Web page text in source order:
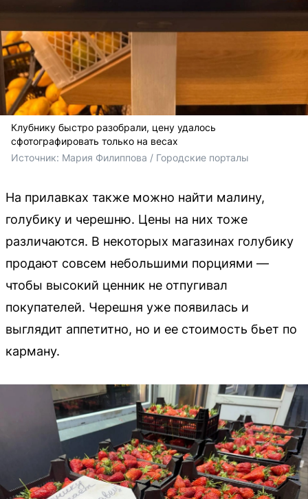
Клубнику быстро разобрали, цену удалось
сфотографировать только на весах
Источник: Мария Филиппова / Городские порталы
На прилавках также можно найти малину,
голубику и черешню. Цены на них тоже
различаются. В некоторых магазинах голубику
продают совсем небольшими порциями —
чтобы высокий ценник не отпугивал
покупателей. Черешня уже появилась и
выглядит аппетитно, но и ее стоимость бьет по
карману.